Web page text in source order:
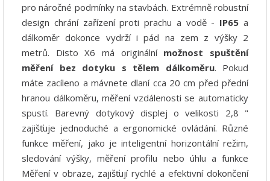
pro náročné podmínky na stavbách. Extrémně robustní
design chrání zařízení proti prachu a vodě - IP65 a
dálkoměr dokonce vydrží i pád na zem z výšky 2
metrů. Disto X6 má originální možnost
spuštění
měření bez dotyku s tělem dálkoměru. Pokud
máte zacíleno a mávnete dlaní cca 20 cm před přední
hranou dálkoměru, měření vzdálenosti se automaticky
spustí. Barevný dotykový displej o velikosti 2,8 "
zajišťuje jednoduché a ergonomické ovládání. Různé
funkce měření, jako je inteligentní horizontální režim,
sledování výšky, měření profilu nebo úhlu a funkce
Měření v obraze, zajišťují rychlé a efektivní dokončení